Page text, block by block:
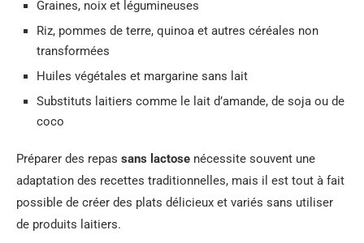
Graines, noix et légumineuses
Riz, pommes de terre, quinoa et autres céréales non
transformées
Huiles végétales et margarine sans lait
Substituts laitiers comme le lait d’amande, de soja ou de
coco
Préparer des repas sans lactose nécessite souvent une
adaptation des recettes traditionnelles, mais il est tout à fait
possible de créer des plats délicieux et variés sans utiliser
de produits laitiers.